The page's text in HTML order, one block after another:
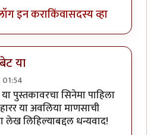
इन कराकिंवासदस्य व्हा
या
01:54
पुस्तकावरचा सिनेमा पाहिला
या अवलिया माणसाची
लिहिल्याबद्दल धन्यवाद!